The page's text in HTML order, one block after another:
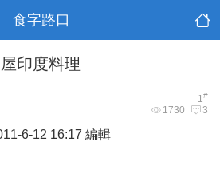
食字路口
印度料理
1#
1730 3
6-12 16:17 編輯